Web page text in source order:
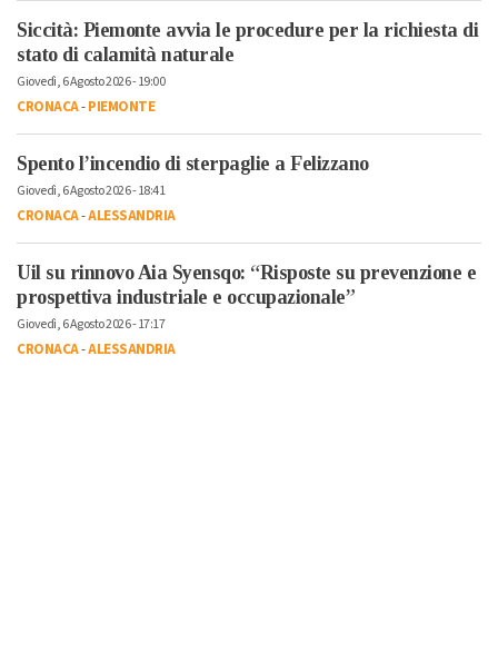
Siccità: Piemonte avvia le procedure per la richiesta di
stato di calamità naturale
Giovedì, 6 Agosto 2026 - 19:00
CRONACA-PIEMONTE
Spento l’incendio di sterpaglie a Felizzano
Giovedì, 6 Agosto 2026 - 18:41
CRONACA-ALESSANDRIA
Uil su rinnovo Aia Syensqo: “Risposte su prevenzione e
prospettiva industriale e occupazionale”
Giovedì, 6 Agosto 2026 - 17:17
CRONACA-ALESSANDRIA